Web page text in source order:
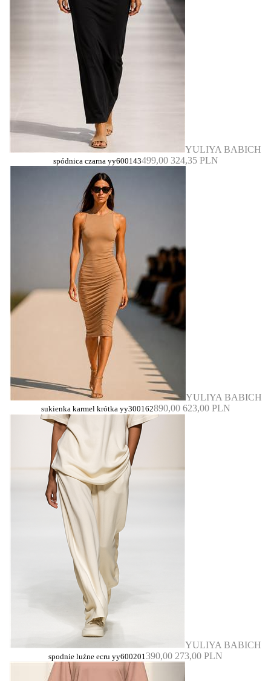
YULIYA BABICH
spódnica czarna yy600143499,00 324,35 PLN
YULIYA BABICH
sukienka karmel krótka yy300162890,00 623,00 PLN
YULIYA BABICH
spodnie luźne ecru yy600201390,00 273,00 PLN